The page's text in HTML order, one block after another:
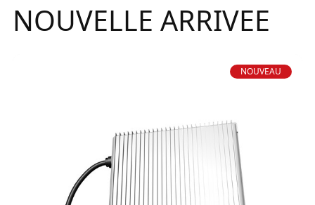
NOUVELLE ARRIVEE
NOUVEAU